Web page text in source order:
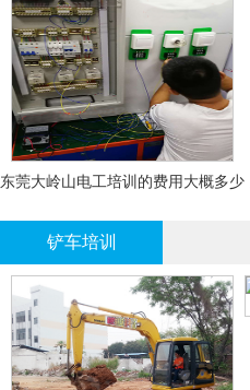
东莞大岭山电工培训的费用大概多少
铲车培训